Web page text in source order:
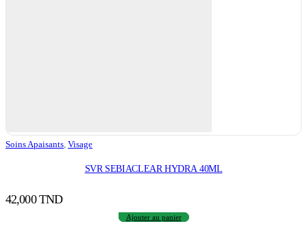
Soins Apaisants Visage
SVR SEBIACLEAR HYDRA 40ML
42,000TND
Ajouter au panier